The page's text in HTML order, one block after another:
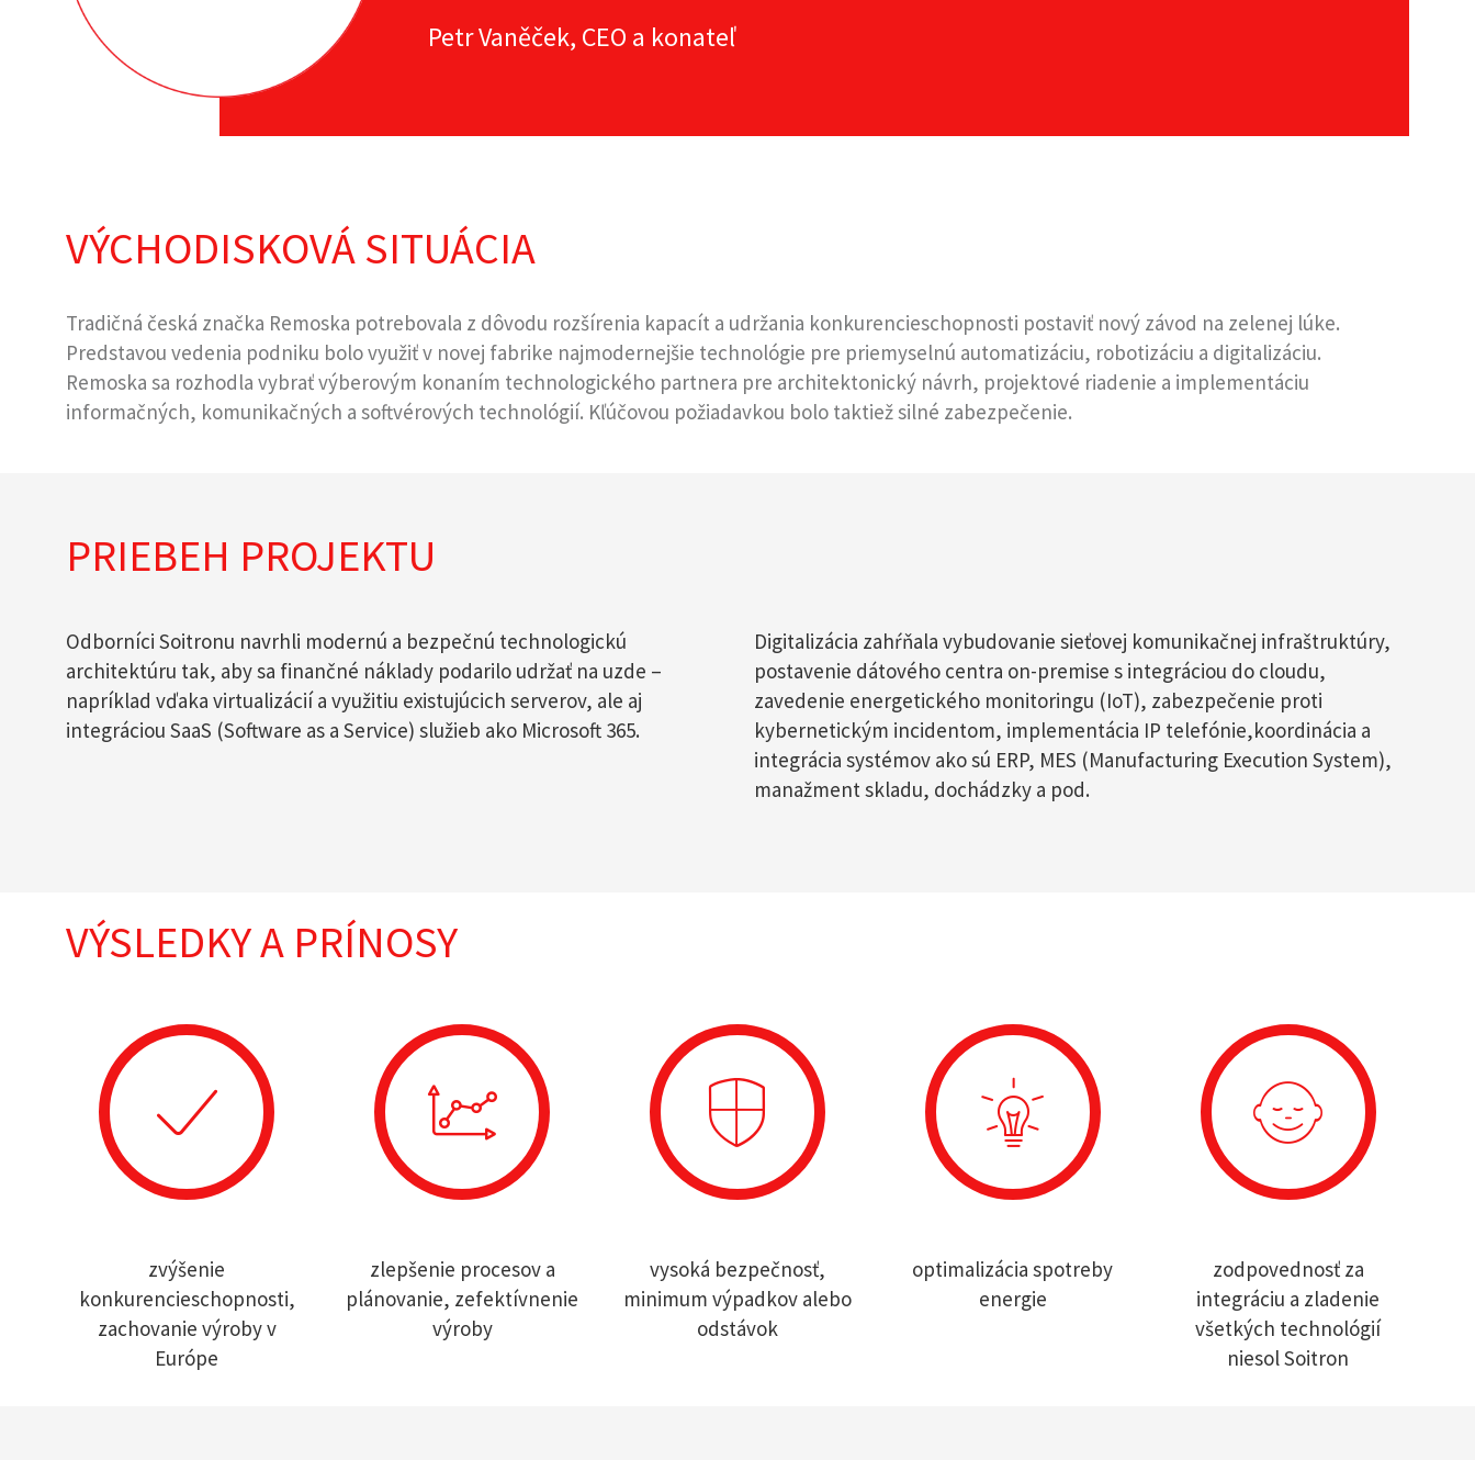
Petr Vaněček, CEO a konateľ
VÝCHODISKOVÁ SITUÁCIA
Tradičná česká značka Remoska potrebovala z dôvodu rozšírenia kapacít a udržania konkurencieschopnosti postaviť nový závod na zelenej lúke.
Predstavou vedenia podniku bolo využiť v novej fabrike najmodernejšie technológie pre priemyselnú automatizáciu, robotizáciu a digitalizáciu.
Remoska sa rozhodla vybrať výberovým konaním technologického partnera pre architektonický návrh, projektové riadenie a implementáciu
informačných, komunikačných a softvérových technológií. Kľúčovou požiadavkou bolo taktiež silné zabezpečenie.
PRIEBEH PROJEKTU
Odborníci Soitronu navrhli modernú a bezpečnú technologickú
architektúru tak, aby sa finančné náklady podarilo udržať na uzde –
napríklad vďaka virtualizácií a využitiu existujúcich serverov, ale aj
integráciou SaaS (Software as a Service) služieb ako Microsoft 365.
Digitalizácia zahŕňala vybudovanie sieťovej komunikačnej infraštruktúry,
postavenie dátového centra on-premise s integráciou do cloudu,
zavedenie energetického monitoringu (IoT), zabezpečenie proti
kybernetickým incidentom, implementácia IP telefónie,koordinácia a
integrácia systémov ako sú ERP, MES (Manufacturing Execution System),
manažment skladu, dochádzky a pod.
VÝSLEDKY A PRÍNOSY
zvýšenie
konkurencieschopnosti,
zachovanie výroby v
Európe
zlepšenie procesov a
plánovanie, zefektívnenie
výroby
vysoká bezpečnosť,
minimum výpadkov alebo
odstávok
optimalizácia spotreby
energie
zodpovednosť za
integráciu a zladenie
všetkých technológií
niesol Soitron